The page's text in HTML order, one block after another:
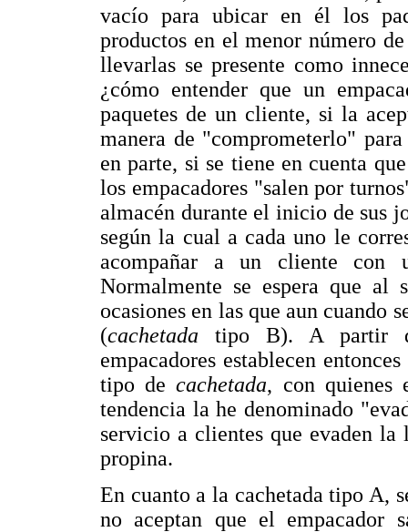
vacío para ubicar en él los
productos en el menor número
llevarlas se presente como
¿cómo entender que un
paquetes de un cliente, si la
manera de "comprometerlo"
en parte, si se tiene en cuenta
los empacadores "salen por
almacén durante el inicio de sus
según la cual a cada uno le
acompañar a un cliente con
Normalmente se espera que al
ocasiones en las que aun cuando
(cachetada tipo B). A partir
empacadores establecen
tipo decachetada, con quienes
tendencia la he denominado
servicio a clientes que evaden
propina.
En cuanto a la cachetada tipo A,
no aceptan que el empacador